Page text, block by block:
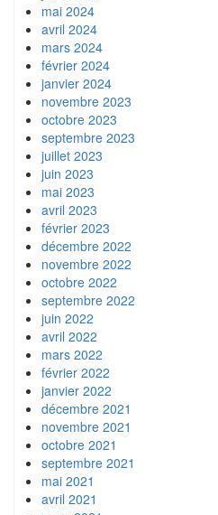
mai 2024
avril 2024
mars 2024
février 2024
janvier 2024
novembre 2023
octobre 2023
septembre 2023
juillet 2023
juin 2023
mai 2023
avril 2023
février 2023
décembre 2022
novembre 2022
octobre 2022
septembre 2022
juin 2022
avril 2022
mars 2022
février 2022
janvier 2022
décembre 2021
novembre 2021
octobre 2021
septembre 2021
mai 2021
avril 2021